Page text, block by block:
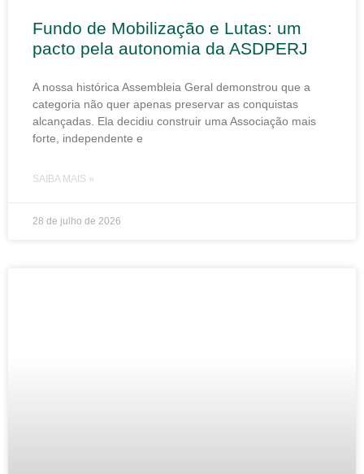
Fundo de Mobilização e Lutas: um
pacto pela autonomia da ASDPERJ
A nossa histórica Assembleia Geral demonstrou que a
categoria não quer apenas preservar as conquistas
alcançadas. Ela decidiu construir uma Associação mais
forte, independente e
SAIBA MAIS »
28 de julho de 2026